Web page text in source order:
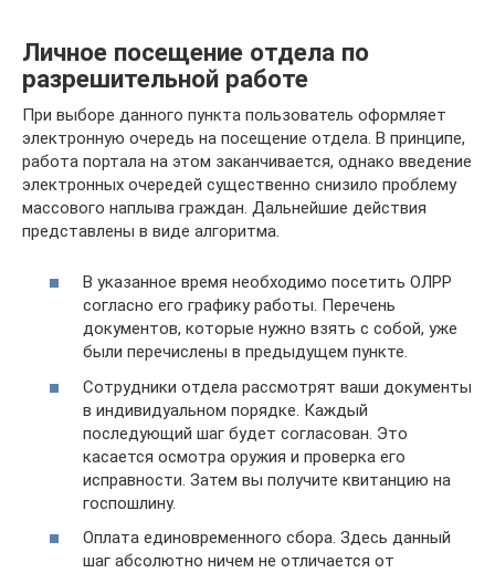
Личное посещение отдела по
разрешительной работе
При выборе данного пункта пользователь оформляет
электронную очередь на посещение отдела. В принципе,
работа портала на этом заканчивается, однако введение
электронных очередей существенно снизило проблему
массового наплыва граждан. Дальнейшие действия
представлены в виде алгоритма.
В указанное время необходимо посетить ОЛРР
согласно его графику работы. Перечень
документов, которые нужно взять с собой, уже
были перечислены в предыдущем пункте.
Сотрудники отдела рассмотрят ваши документы
в индивидуальном порядке. Каждый
последующий шаг будет согласован. Это
касается осмотра оружия и проверка его
исправности. Затем вы получите квитанцию на
госпошлину.
Оплата единовременного сбора. Здесь данный
шаг абсолютно ничем не отличается от